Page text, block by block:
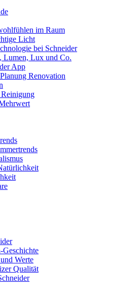
im Raum
Licht
bei Schneider
Lumen, Lux und Co.
App
Renovation
Geschichte
Werte
Qualität